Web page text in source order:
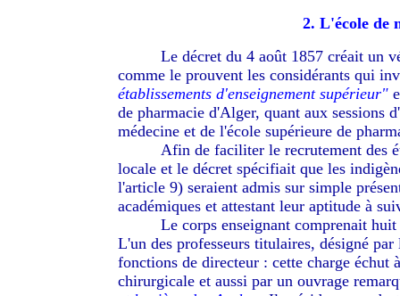
2. L'école de
Le décret du 4 août 1857 créait un
comme le prouvent les considérants qui
établissements d'enseignement supérieur"
de pharmacie d'Alger, quant aux sessions
médecine et de l'école supérieure de
Afin de faciliter le recrutement des
locale et le décret spécifiait que les
l'article 9) seraient admis sur simple
académiques et attestant leur aptitude à
Le corps enseignant comprenait
L'un des professeurs titulaires, désigné
fonctions de directeur : cette charge échut
chirurgicale et aussi par un ouvrage